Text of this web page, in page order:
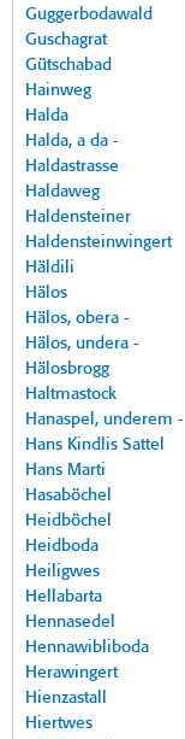
Guggerbodawald
Guschagrat
Gütschabad
Hainweg
Halda
Halda, a da -
Haldastrasse
Haldaweg
Haldensteiner
Haldensteinwingert
Häldili
Hälos
Hälos, obera -
Hälos, undera -
Hälosbrogg
Haltmastock
Hanaspel, underem -
Hans Kindlis Sattel
Hans Marti
Hasaböchel
Heidböchel
Heidboda
Heiligwes
Hellabarta
Hennasedel
Hennawibliboda
Herawingert
Hienzastall
Hiertwes